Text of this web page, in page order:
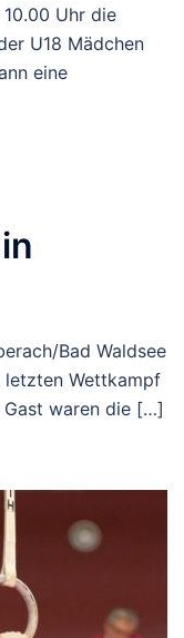
Uhr die
U18 Mädchen
eine
Bad Waldsee
letzten Wettkampf
Gast waren die […]